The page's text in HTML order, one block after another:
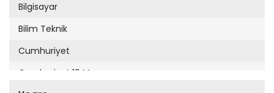
Bilgisayar
Bilim Teknik
Cumhuriyet
Cumhuriyet 19 Mayıs